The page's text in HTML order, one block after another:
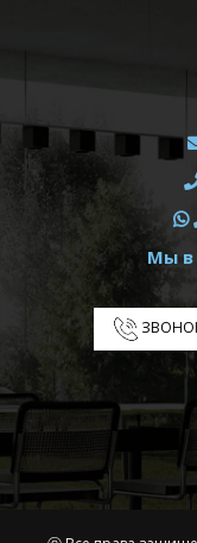
Мы в